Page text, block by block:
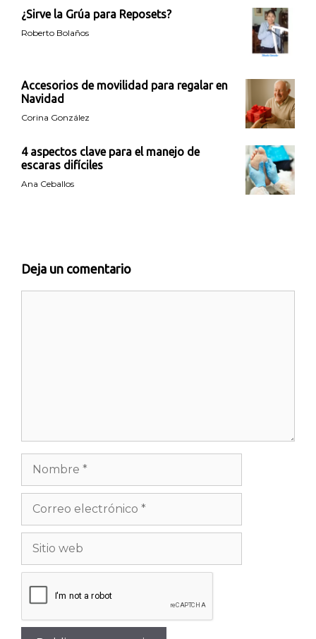
¿Sirve la Grúa para Reposets?
Roberto Bolaños
Accesorios de movilidad para regalar en
Navidad
Corina González
4 aspectos clave para el manejo de
escaras difíciles
Ana Ceballos
Deja un comentario
electrónico
web